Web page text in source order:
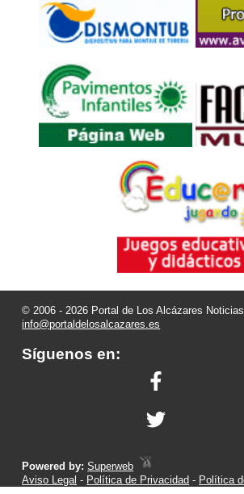
© 2006 - 2026 Portal de Los Alcázares Noticias
info@portaldelosalcazares.es
Síguenos en:
Powered by:Superweb
Aviso Legal - Política de Privacidad - Política